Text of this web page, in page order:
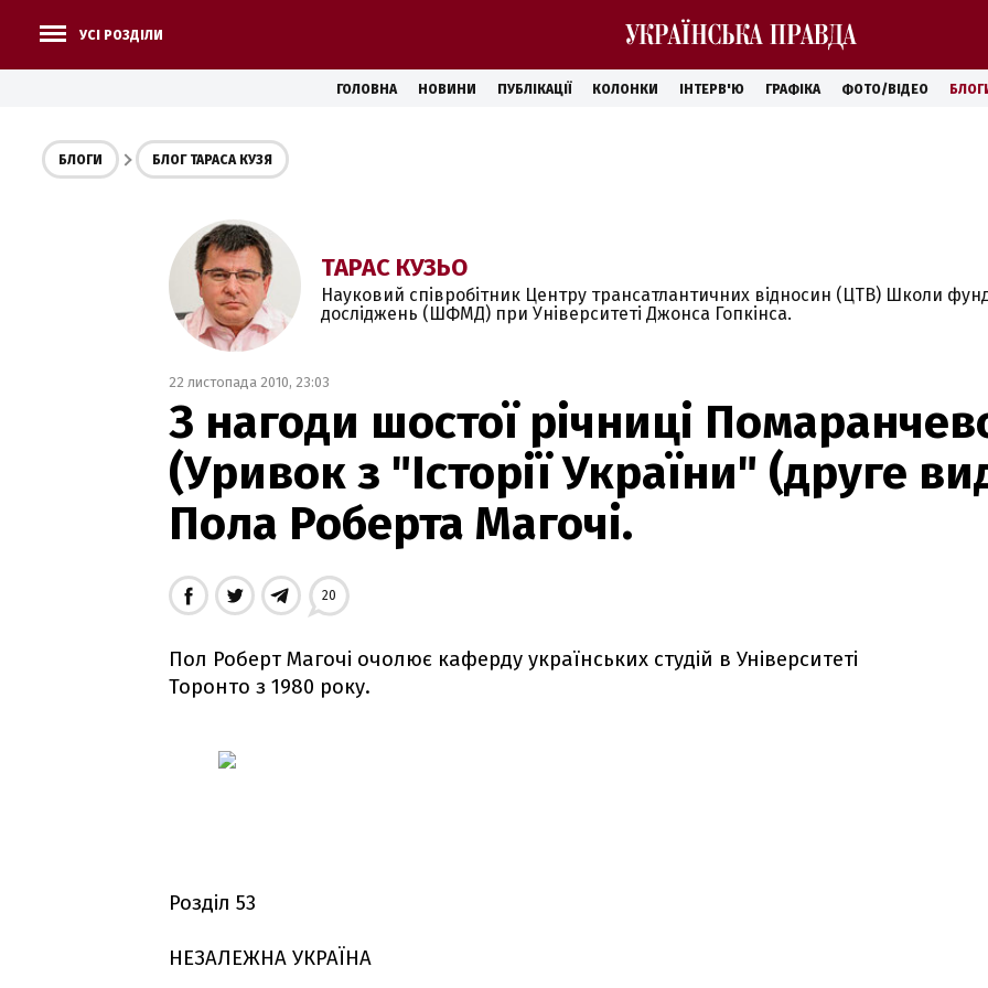
УСІ РОЗДІЛИ
ГОЛОВНА НОВИНИ ПУБЛІКАЦІЇ КОЛОНКИ ІНТЕРВ'Ю ГРАФІКА ФОТО/ВІДЕО
БЛОГИ БЛОГ ТАРАСА КУЗЯ
ТАРАС КУЗЬО
Науковий співробітник Центру трансатлантичних відносин (ЦТВ) Школи
досліджень (ШФМД) при Університеті Джонса Гопкінса.
22 листопада 2010, 23:03
З нагоди шостої річниці
(Уривок з "Історії України" (друге
Пола Роберта Магочі.
20
Пол Роберт Магочі очолює каферду українських студій в Університеті
Торонто з 1980 року.
Розділ 53
НЕЗАЛЕЖНА УКРАЇНА